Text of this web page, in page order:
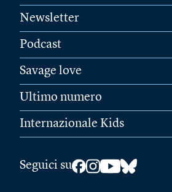
Newsletter
Podcast
Savage love
Ultimo numero
Internazionale Kids
Seguici su